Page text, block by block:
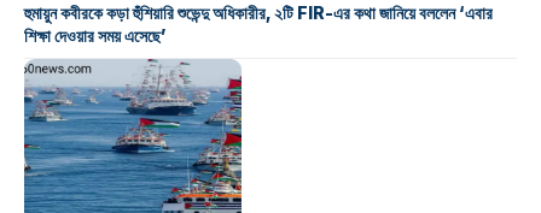
হুমায়ুন কবীরকে কড়া হুঁশিয়ারি শুভেন্দু অধিকারীর, ২টি FIR-এর কথা জানিয়ে বললেন ‘এবার
শিক্ষা দেওয়ার সময় এসেছে’